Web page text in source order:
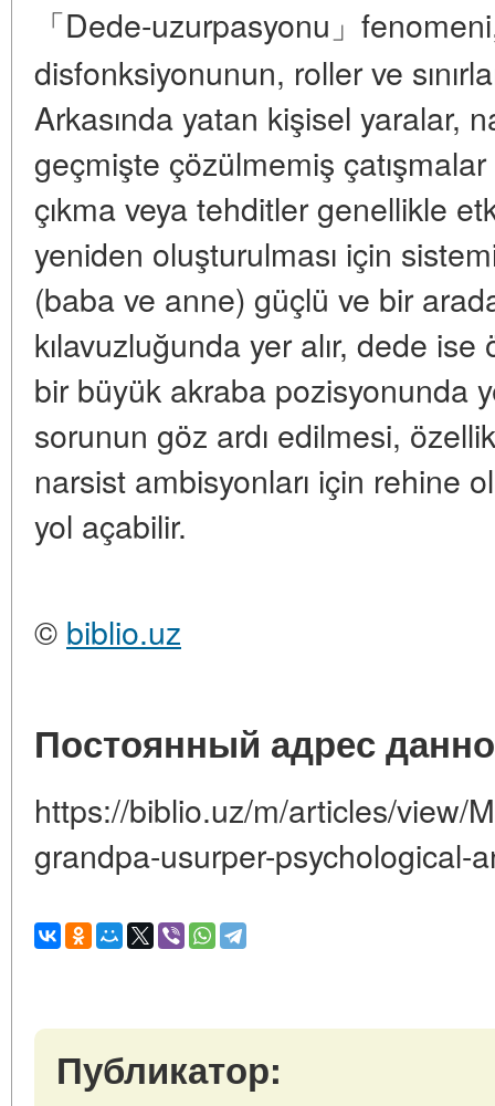
「Dede-uzurpasyonu」
disfonksiyonunun, roller ve
Arkasında yatan kişisel yaralar,
geçmişte çözülmemiş çatışmalar
çıkma veya tehditler genellikle
yeniden oluşturulması için
(baba ve anne) güçlü ve bir
kılavuzluğunda yer alır, dede
bir büyük akraba pozisyonunda
sorunun göz ardı edilmesi,
narsist ambisyonları için rehine
yol açabilir.
© biblio.uz
Постоянный адрес
https://biblio.uz/m/articles/view/
grandpa-usurper-psychological-
Публикатор: